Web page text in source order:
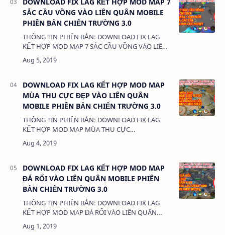
SẮC CẦU VỒNG VÀO LIÊN QUÂN MOBILE
PHIÊN BẢN CHIẾN TRƯỜNG 3.0
THÔNG TIN PHIÊN BẢN: DOWNLOAD FIX LAG
KẾT HỢP MOD MAP 7 SẮC CẦU VỒNG VÀO LIÊN
QUÂN MOBILE PHIÊN BẢN CHIẾN TRƯỜNG 3.0
DOWNLOAD FIX LAG KẾT HỢP MOD MAP
MÙA THU CỰC ĐẸP VÀO LIÊN QUÂN
MOBILE PHIÊN BẢN CHIẾN TRƯỜNG 3.0
THÔNG TIN PHIÊN BẢN: DOWNLOAD FIX LAG
KẾT HỢP MOD MAP MÙA THU CỰC
ĐẸP VÀO LIÊN QUÂN MOBILE PHIÊN BẢN CHIẾN
DOWNLOAD FIX LAG KẾT HỢP MOD MAP
ĐÁ RỐI VÀO LIÊN QUÂN MOBILE PHIÊN
BẢN CHIẾN TRƯỜNG 3.0
THÔNG TIN PHIÊN BẢN: DOWNLOAD FIX LAG
KẾT HỢP MOD MAP ĐÁ RỐI VÀO LIÊN QUÂN
MOBILE PHIÊN BẢN CHIẾN TRƯỜNG 3.0 DUNG